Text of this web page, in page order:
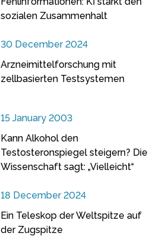
sozialen Zusammenhalt
30 December 2024
Arzneimittelforschung mit
zellbasierten Testsystemen
15 January 2003
Kann Alkohol den
Testosteronspiegel steigern? Die
Wissenschaft sagt: „Vielleicht“
18 December 2024
Ein Teleskop der Weltspitze auf
der Zugspitze